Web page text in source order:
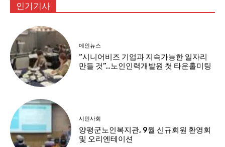
인기기사
메인뉴스
“시니어비즈 기업과 지속가능한 일자리
만들 것”…노인인력개발원 첫 타운홀미팅
시민사회
양평군노인복지관, 9월 신규회원 환영회
및 오리엔테이션